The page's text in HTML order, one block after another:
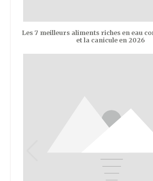
Les 7 meilleurs aliments riches en eau
et la canicule en 2026